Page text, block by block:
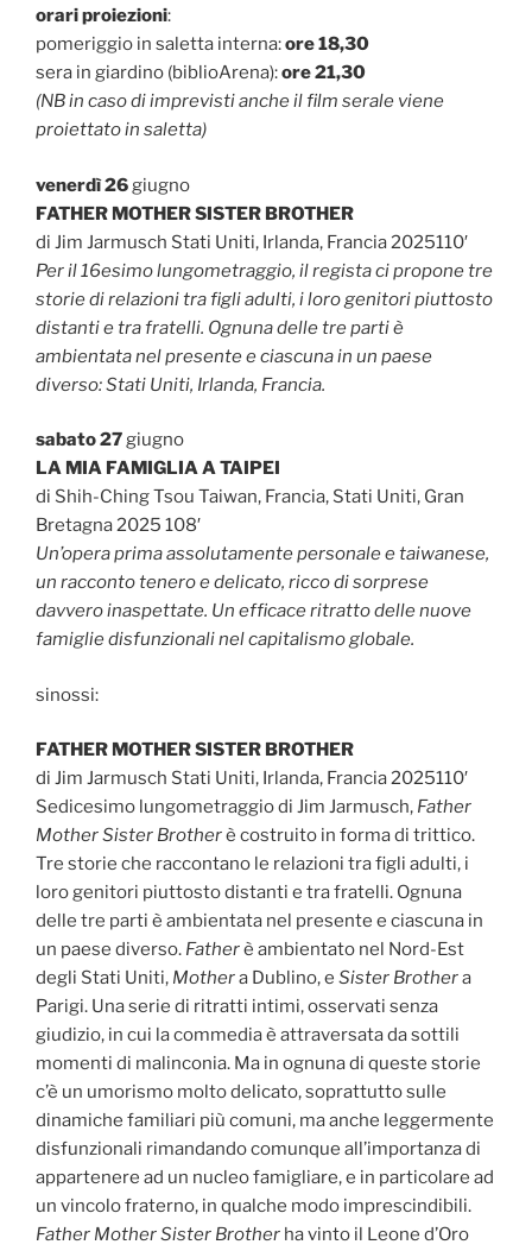
orari proiezioni:
pomeriggio in saletta interna:ore 18,30
sera in giardino (biblioArena):ore 21,30
(NB in caso di imprevisti anche il film serale viene
proiettato in saletta)
venerdì 26giugno
FATHER MOTHER SISTER BROTHER
di Jim Jarmusch Stati Uniti, Irlanda, Francia 2025110′
Per il 16esimo lungometraggio, il regista ci propone tre
storie di relazioni tra figli adulti, i loro genitori piuttosto
distanti e tra fratelli. Ognuna delle tre parti è
ambientata nel presente e ciascuna in un paese
diverso: Stati Uniti, Irlanda, Francia.
sabato 27giugno
LA MIA FAMIGLIA A TAIPEI
di Shih-Ching Tsou Taiwan, Francia, Stati Uniti, Gran
Bretagna 2025 108′
Un’opera prima assolutamente personale e taiwanese,
un racconto tenero e delicato, ricco di sorprese
davvero inaspettate. Un efficace ritratto delle nuove
famiglie disfunzionali nel capitalismo globale.
sinossi:
FATHER MOTHER SISTER BROTHER
di Jim Jarmusch Stati Uniti, Irlanda, Francia 2025110′
Sedicesimo lungometraggio di Jim Jarmusch, Father
Mother Sister Brotherè costruito in forma di trittico.
Tre storie che raccontano le relazioni tra figli adulti, i
loro genitori piuttosto distanti e tra fratelli. Ognuna
delle tre parti è ambientata nel presente e ciascuna in
un paese diverso. Fatherè ambientato nel Nord-Est
degli Stati Uniti, Mothera Dublino, e Sister Brothera
Parigi. Una serie di ritratti intimi, osservati senza
giudizio, in cui la commedia è attraversata da sottili
momenti di malinconia. Ma in ognuna di queste storie
c’è un umorismo molto delicato, soprattutto sulle
dinamiche familiari più comuni, ma anche leggermente
disfunzionali rimandando comunque all’importanza di
appartenere ad un nucleo famigliare, e in particolare ad
un vincolo fraterno, in qualche modo imprescindibili.
Father Mother Sister Brother ha vinto il Leone d’Oro